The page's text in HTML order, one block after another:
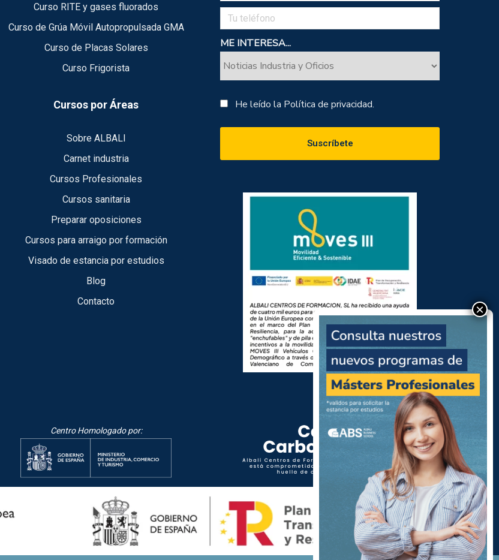
Curso RITE y gases fluorados
Curso de Grúa Móvil Autopropulsada GMA
Curso de Placas Solares
Curso Frigorista
Cursos por Áreas
Sobre ALBALI
Carnet industria
Cursos Profesionales
Cursos sanitaria
Preparar oposiciones
Cursos para arraigo por formación
Visado de estancia por estudios
Blog
Contacto
ME INTERESA...
He leído la Política de privacidad.
Centro Homologado por: